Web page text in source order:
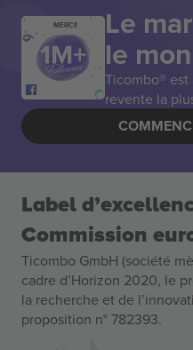
MERCI! Le
le
Ticombo® est
revente la
Label
Commission
Ticombo GmbH (société
cadre d’Horizon 2020, le
la recherche et de
proposition n° 782393.